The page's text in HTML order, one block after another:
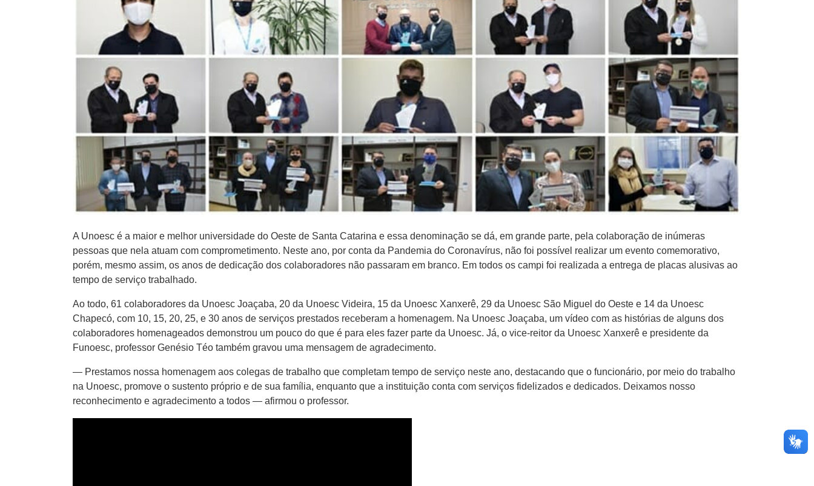
A Unoesc é a maior e melhor universidade do Oeste de Santa Catarina e essa denominação se dá, em grande parte, pela colaboração de inúmeras
pessoas que nela atuam com comprometimento. Neste ano, por conta da Pandemia do Coronavírus, não foi possível realizar um evento comemorativo,
porém, mesmo assim, os anos de dedicação dos colaboradores não passaram em branco. Em todos os campi foi realizada a entrega de placas alusivas ao
tempo de serviço trabalhado.
Ao todo, 61 colaboradores da Unoesc Joaçaba, 20 da Unoesc Videira, 15 da Unoesc Xanxerê, 29 da Unoesc São Miguel do Oeste e 14 da Unoesc
Chapecó, com 10, 15, 20, 25, e 30 anos de serviços prestados receberam a homenagem. Na Unoesc Joaçaba, um vídeo com as histórias de alguns dos
colaboradores homenageados demonstrou um pouco do que é para eles fazer parte da Unoesc. Já, o vice-reitor da Unoesc Xanxerê e presidente da
Funoesc, professor Genésio Téo também gravou uma mensagem de agradecimento.
— Prestamos nossa homenagem aos colegas de trabalho que completam tempo de serviço neste ano, destacando que o funcionário, por meio do trabalho
na Unoesc, promove o sustento próprio e de sua família, enquanto que a instituição conta com serviços fidelizados e dedicados. Deixamos nosso
reconhecimento e agradecimento a todos — afirmou o professor.